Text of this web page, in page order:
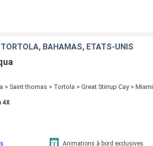
BAHAMAS, ÉTATS-UNIS
> Saint thomas > Tortola > Great Stirrup Cay > Miami
4X
Animations à bord exclusives